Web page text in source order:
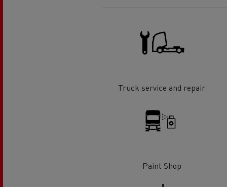
Garantias do fabricante Renault
O sonho de um engenheiro
Truck service and repair
Paint Shop